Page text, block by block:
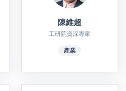
陳維超
工研院資深專家
產業